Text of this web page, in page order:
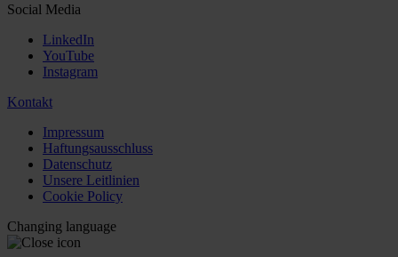
Social Media
LinkedIn
YouTube
Instagram
Kontakt
Impressum
Haftungsausschluss
Datenschutz
Unsere Leitlinien
Cookie Policy
Changing language